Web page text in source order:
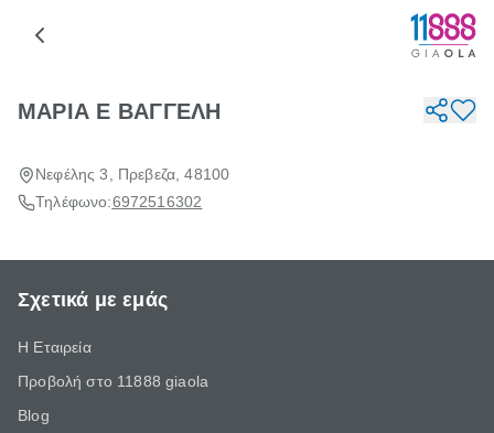
ΜΑΡΙΑ Ε ΒΑΓΓΕΛΗ
Νεφέλης 3, Πρεβεζα, 48100
Τηλέφωνο:6972516302
Σχετικά με εμάς
Η Εταιρεία
Προβολή στο 11888 giaola
Blog